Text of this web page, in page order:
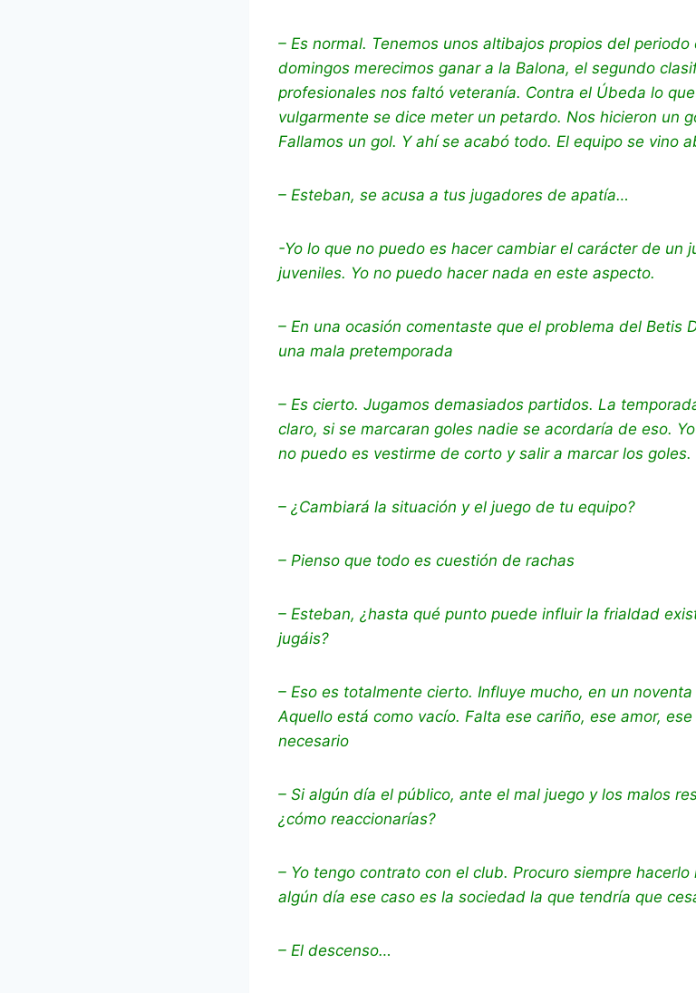
– Es normal. Tenemos unos altibajos propios del
domingos merecimos ganar a la Balona, el segundo
profesionales nos faltó veteranía. Contra el Úbeda lo
vulgarmente se dice meter un petardo. Nos hicieron un
Fallamos un gol. Y ahí se acabó todo. El equipo se vino
– Esteban, se acusa a tus jugadores de apatía…
-Yo lo que no puedo es hacer cambiar el carácter de un
juveniles. Yo no puedo hacer nada en este aspecto.
– En una ocasión comentaste que el problema del Betis
una mala pretemporada
– Es cierto. Jugamos demasiados partidos. La
claro, si se marcaran goles nadie se acordaría de eso.
no puedo es vestirme de corto y salir a marcar los goles.
– ¿Cambiará la situación y el juego de tu equipo?
– Pienso que todo es cuestión de rachas
– Esteban, ¿hasta qué punto puede influir la frialdad
jugáis?
– Eso es totalmente cierto. Influye mucho, en un
Aquello está como vacío. Falta ese cariño, ese amor,
necesario
– Si algún día el público, ante el mal juego y los malos
¿cómo reaccionarías?
– Yo tengo contrato con el club. Procuro siempre
algún día ese caso es la sociedad la que tendría que
– El descenso…